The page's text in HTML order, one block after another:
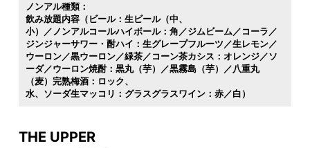
ノンアル種類：
飲み放題内容（ビール：生ビール（中
小）／ノンアルコールハイボール：角／ジムビーム／コーラ／
ジンジャーサワー・酎ハイ：生グレープフルーツ／生レモン／
ウーロン／黒ウーロン／緑茶／コーン茶カシス：オレンジ／ソ
ーダ／ウーロン焼酎：黒丸（芋）／黒霧島（芋）／八重丸
（麦）完熟梅酒：ロック
水
ソーダ生マッコリ：グラスグラスワイン：赤／白）
THE UPPER